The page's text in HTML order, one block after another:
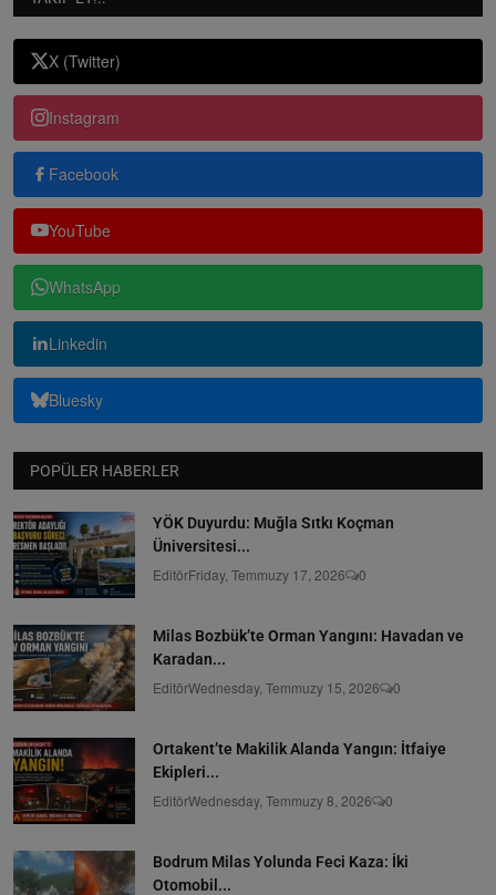
X (Twitter)
Instagram
Facebook
YouTube
WhatsApp
Linkedin
Bluesky
POPÜLER HABERLER
YÖK Duyurdu: Muğla Sıtkı Koçman
Üniversitesi...
EditörFriday, Temmuzy 17, 2026 0
Milas Bozbük’te Orman Yangını: Havadan ve
Karadan...
EditörWednesday, Temmuzy 15, 2026 0
Ortakent’te Makilik Alanda Yangın: İtfaiye
Ekipleri...
EditörWednesday, Temmuzy 8, 2026 0
Bodrum Milas Yolunda Feci Kaza: İki
Otomobil...